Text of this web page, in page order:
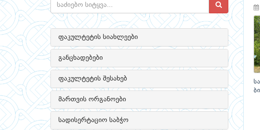
ფაკულტეტის სიახლეები
განცხადებები
ფაკულტეტის შესახებ
მართვის ორგანოები
სადისერტაციო საბჭო